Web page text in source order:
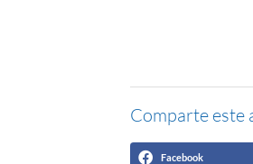
Comparte este
Facebook